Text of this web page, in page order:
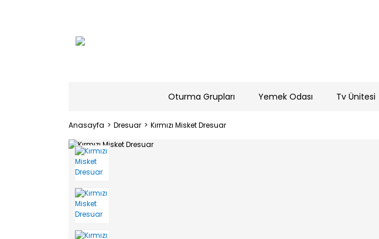
Oturma Grupları Yemek Odası Tv Ünitesi
Anasayfa Dresuar Kırmızı Misket Dresuar